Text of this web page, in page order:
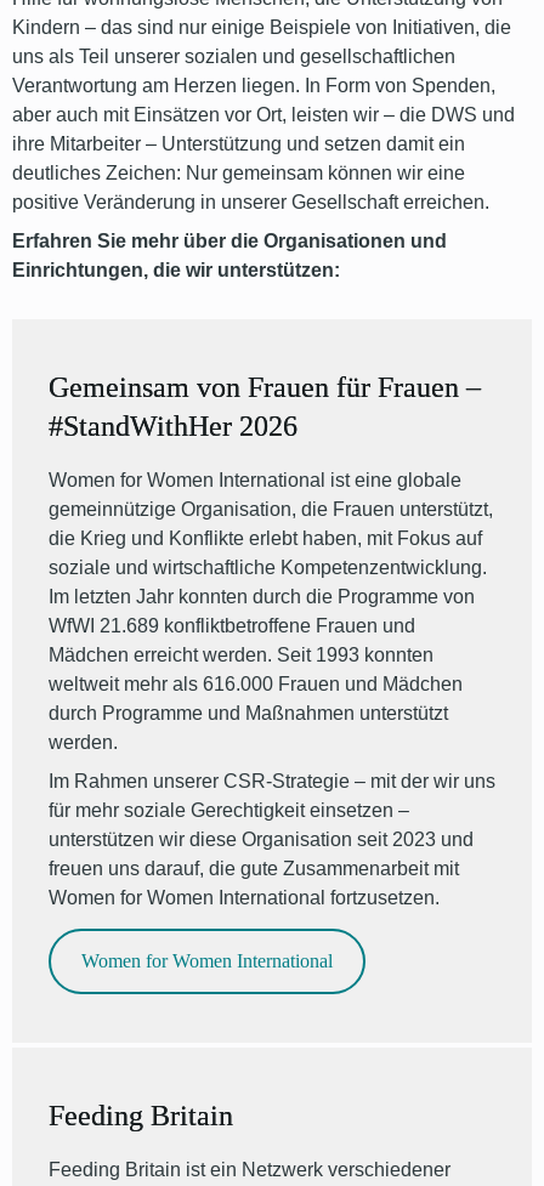
Kindern – das sind nur einige Beispiele von Initiativen, die
uns als Teil unserer sozialen und gesellschaftlichen
Verantwortung am Herzen liegen. In Form von Spenden,
aber auch mit Einsätzen vor Ort, leisten wir – die DWS und
ihre Mitarbeiter – Unterstützung und setzen damit ein
deutliches Zeichen: Nur gemeinsam können wir eine
positive Veränderung in unserer Gesellschaft erreichen.
Erfahren Sie mehr über die Organisationen und
Einrichtungen, die wir unterstützen:
Gemeinsam von Frauen für Frauen –
#StandWithHer 2026
Women for Women International ist eine globale
gemeinnützige Organisation, die Frauen unterstützt,
die Krieg und Konflikte erlebt haben, mit Fokus auf
soziale und wirtschaftliche Kompetenzentwicklung.
Im letzten Jahr konnten durch die Programme von
WfWI 21.689 konfliktbetroffene Frauen und
Mädchen erreicht werden. Seit 1993 konnten
weltweit mehr als 616.000 Frauen und Mädchen
durch Programme und Maßnahmen unterstützt
werden.
Im Rahmen unserer CSR-Strategie – mit der wir uns
für mehr soziale Gerechtigkeit einsetzen –
unterstützen wir diese Organisation seit 2023 und
freuen uns darauf, die gute Zusammenarbeit mit
Women for Women International fortzusetzen.
Women for Women International
Feeding Britain
Feeding Britain ist ein Netzwerk verschiedener